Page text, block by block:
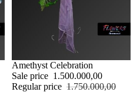
Sale
Amethyst Celebration
Sale price 1.500.000,00
Regular price 1.750.000,00